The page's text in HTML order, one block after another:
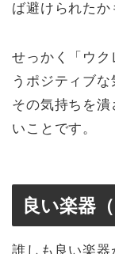
ば避けられたか
せっかく「ウ
うポジティブ
その気持ちを
いことです。
良い楽器
誰しも良い楽器